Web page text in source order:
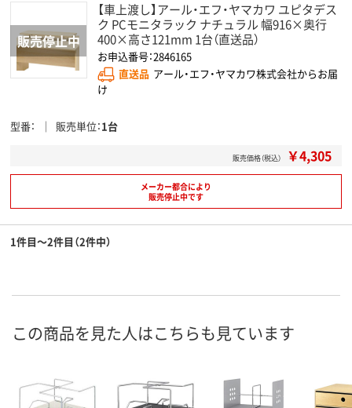
【車上渡し】アール・エフ・ヤマカワ ユピタデス
ク PCモニタラック ナチュラル 幅916×奥行
400×高さ121mm 1台（直送品）
お申込番号：2846165
直送品 アール・エフ・ヤマカワ株式会社からお届
け
型番 販売単位 1台
販売価格（税込） ￥4,305
メーカー都合により
販売停止中です
1件目～2件目（2件中）
この商品を見た人はこちらも見ています